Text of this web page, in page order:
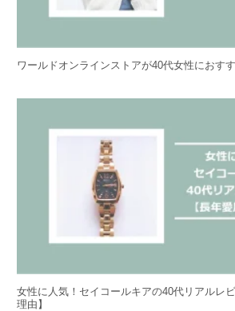
ワールドオンラインストアが40代女性におす
女性に人気！セイコールキアの40代リアルレ
理由】